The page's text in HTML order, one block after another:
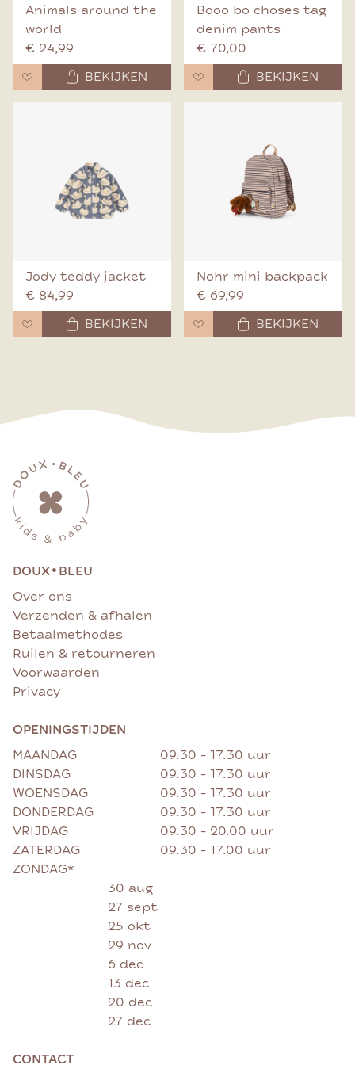
Animals around the
world
€ 24,99
BEKIJKEN
Booo bo choses tag
denim pants
€ 70,00
BEKIJKEN
Jody teddy jacket
€ 84,99
BEKIJKEN
Nohr mini backpack
€ 69,99
BEKIJKEN
DOUX• BLEU
Over ons
Verzenden & afhalen
Betaalmethodes
Ruilen & retourneren
Voorwaarden
Privacy
OPENINGSTIJDEN
MAANDAG
09.30 - 17.30 uur
DINSDAG
09.30 - 17.30 uur
WOENSDAG
09.30 - 17.30 uur
DONDERDAG
09.30 - 17.30 uur
VRIJDAG
09.30 - 20.00 uur
ZATERDAG
09.30 - 17.00 uur
ZONDAG*
30 aug
27 sept
25 okt
29 nov
6 dec
13 dec
20 dec
27 dec
CONTACT